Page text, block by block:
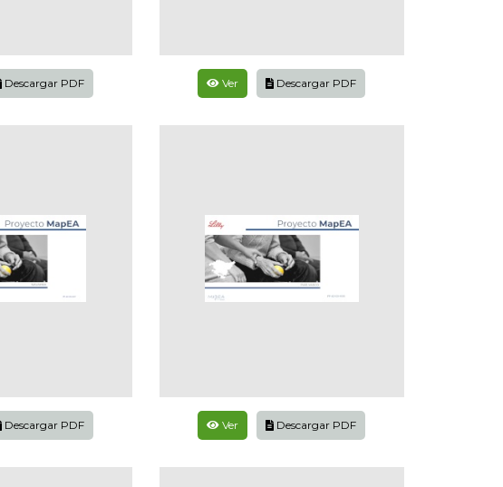
Descargar PDF Ver Descargar PDF
Descargar PDF Ver Descargar PDF